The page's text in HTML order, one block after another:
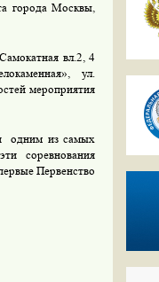
города Москвы,
вл.2, 4
ул.
мероприятия
одним из самых
соревнования
Первенство